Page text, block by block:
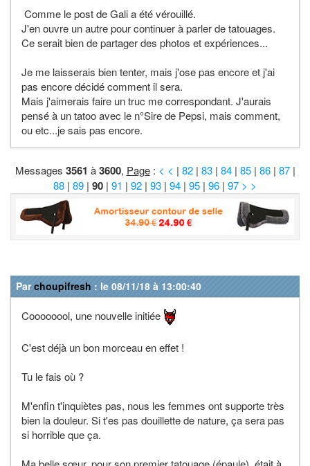
Comme le post de Gali a été vérouillé.
J'en ouvre un autre pour continuer à parler de tatouages.
Ce serait bien de partager des photos et expériences...
Je me laisserais bien tenter, mais j'ose pas encore et j'ai
pas encore décidé comment il sera.
Mais j'aimerais faire un truc me correspondant. J'aurais
pensé à un tatoo avec le n°Sire de Pepsi, mais comment,
ou etc...je sais pas encore.
Messages 3561 à3600, Page: < < | 82| 83| 84| 85| 86| 87|
88 | 89 | 90 | 91 | 92 | 93 | 94 | 95 | 96 | 97 > >
Parchoupifresh : le 08/11/18 à 13:00:40
Coooooool, une nouvelle initiée
C'est déjà un bon morceau en effet !
Tu le fais où ?
M'enfin t'inquiètes pas, nous les femmes ont supporte très
bien la douleur. Si t'es pas douillette de nature, ça sera pas
si horrible que ça.